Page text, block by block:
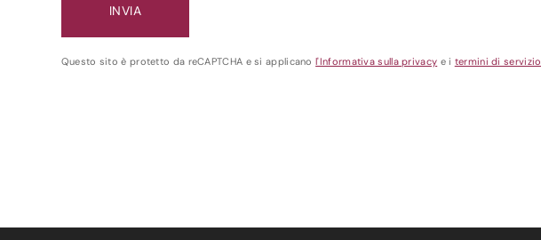
Questo sito è protetto da reCAPTCHA e si applicanol'Informativa sulla privacy e i termini di servizio